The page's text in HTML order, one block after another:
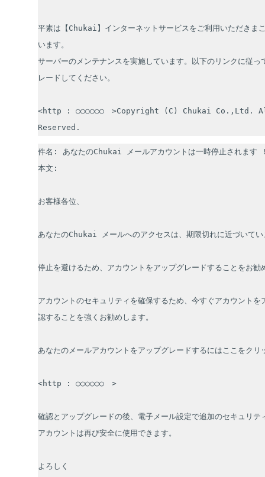
平素は【Chukai】インターネットサービスをご利用いただきま
います。
サーバーのメンテナンスを実施しています。以下のリンクに従っ
レードしてください。
<http : ○○○○○○　>Copyright (C) Chukai Co.,Ltd.
Reserved.
件名: あなたのChukai メールアカウントは一時停止されます
本文:
お客様各位、
あなたのChukai メールへのアクセスは、期限切れに近づいてい
停止を避けるため、アカウントをアップグレードすることをお勧
アカウントのセキュリティを確保するため、今すぐアカウントを
認することを強くお勧めします。
あなたのメールアカウントをアップグレードするにはここをクリ
<http : ○○○○○○　>
確認とアップグレードの後、電子メール設定で追加のセキュリテ
アカウントは再び安全に使用できます。
よろしく